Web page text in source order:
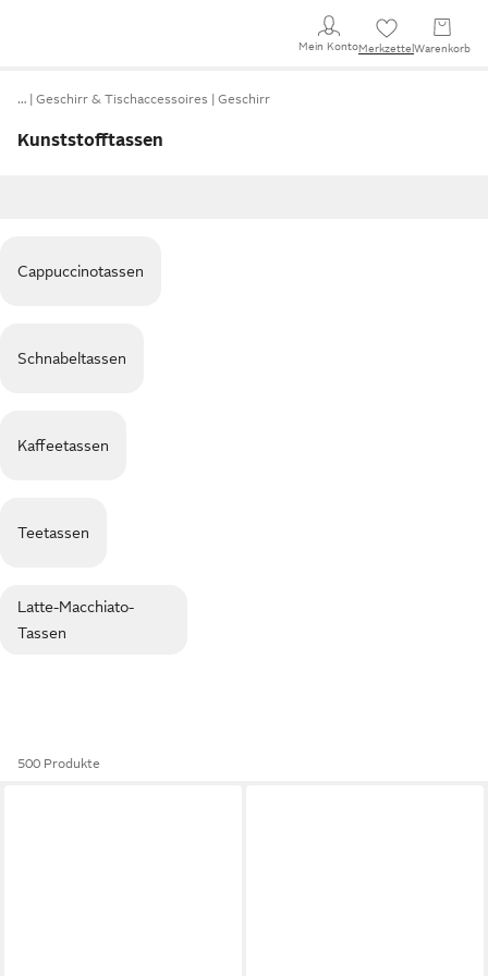
Mein KontoMerkzettel Warenkorb
… Geschirr & Tischaccessoires Geschirr
Kunststofftassen
Cappuccinotassen
Schnabeltassen
Kaffeetassen
Teetassen
Latte-Macchiato-
Tassen
500 Produkte